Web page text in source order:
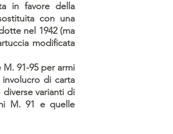
in favore della
con una
nel 1942 (ma
modificata
91-95 per armi
di carta
varianti di
M. 91 e quelle